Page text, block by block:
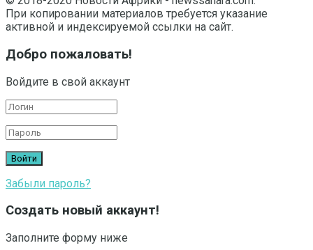
При копировании материалов требуется указание
активной и индексируемой ссылки на сайт.
Добро пожаловать!
Войдите в свой аккаунт
Забыли пароль?
Создать новый аккаунт!
Заполните форму ниже